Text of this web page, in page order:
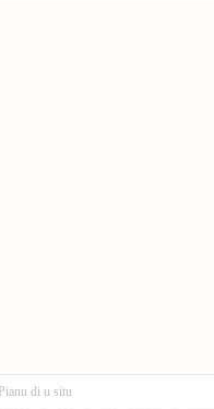
Pianu di u situ